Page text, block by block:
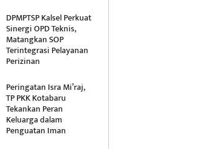
DPMPTSP Kalsel Perkuat
Sinergi OPD Teknis,
Matangkan SOP
Terintegrasi Pelayanan
Perizinan
Peringatan Isra Mi’raj,
TP PKK Kotabaru
Tekankan Peran
Keluarga dalam
Penguatan Iman